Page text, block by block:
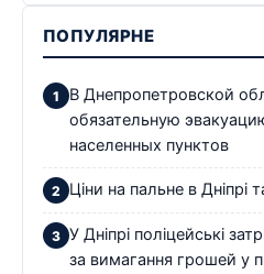
ПОПУЛЯРНЕ
В Днепропетровской
обязательную
населенных пунктов
Ціни на пальне в Дніпрі
У Дніпрі поліцейські
за вимагання грошей у